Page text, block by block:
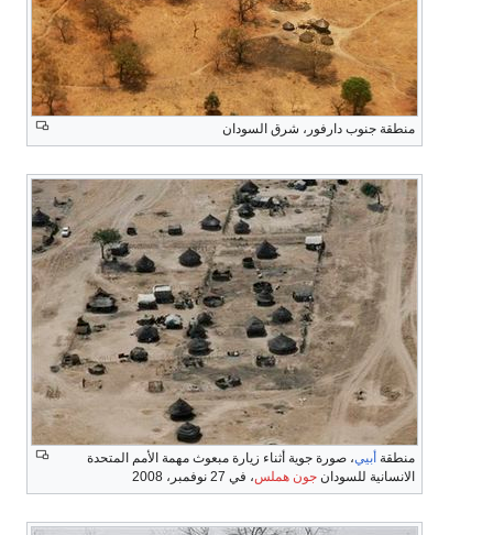
منطقة جنوب دارفور، شرق السودان
منطقة أبيي، صورة جوية أثناء زيارة مبعوث مهمة الأمم المتحدة
الانسانية للسودان جون هملس، في 27 نوفمبر، 2008